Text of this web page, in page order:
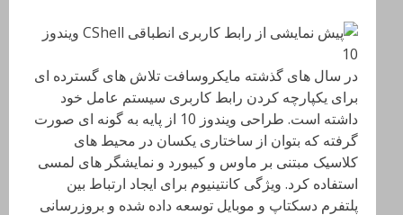
در سال های گذشته مایکروسافت تلاش های گسترده ای
برای یکپارچه کردن رابط کاربری سیستم عامل خود
داشته است. طراحی ویندوز 10 از پایه به گونه ای صورت
گرفته که بتوان از ساختاری یکسان در محیط های
کلاسیک مبتنی بر ماوس و کیبورد و نمایشگر های لمسی
استفاده کرد. ویژگی کانتینیوم برای ایجاد ارتباط بین
پلتفرم دسکتاپ و موبایل توسعه داده شده و بروزرسانی